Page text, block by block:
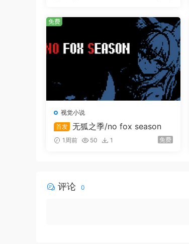
这里才没有什么角色介绍。
与其用标签化的词汇来定义我自己，
当然了，现在你对这句话的解读，你对
视觉小说
首发 无狐之季/no fox season
1周前 50 1 免费
免费
评论 0